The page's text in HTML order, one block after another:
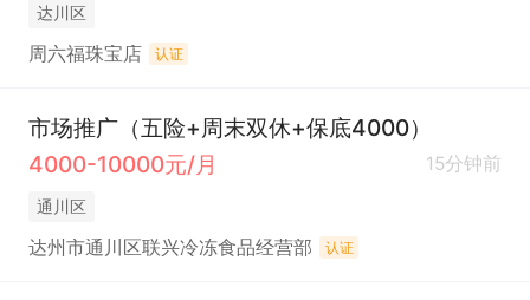
达川区
周六福珠宝店 认证
市场推广（五险+周末双休+保底4000）
4000-10000元/月
15分钟前
通川区
达州市通川区联兴冷冻食品经营部 认证